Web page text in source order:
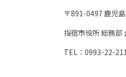
〒891-0497 鹿児
指宿市役所 総務部
TEL：0993-22-